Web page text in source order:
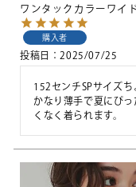
ワンタックカラーワイ
購入者
投稿日 2025/07/25
152センチSPサイズち
かなり薄手で夏にぴ
くなく着られます。